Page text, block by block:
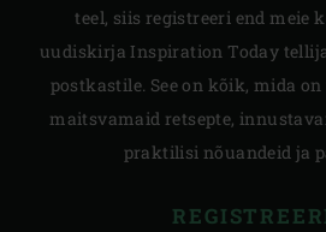
teel, siis registreeri end meie
uudiskirja Inspiration Today
postkastile. See on kõik, mida
maitsvamaid retsepte,
praktilisi nõuandeid ja